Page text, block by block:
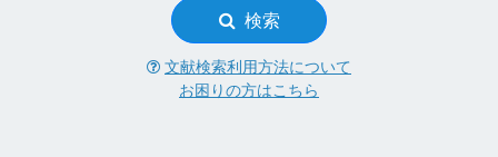
検索
文献検索利用方法について
お困りの方はこちら